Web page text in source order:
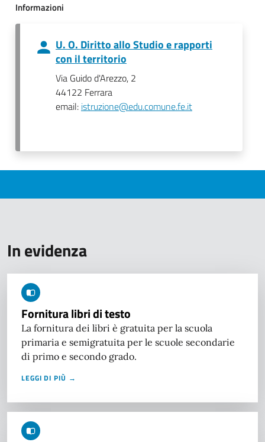
Informazioni
U. O. Diritto allo Studio e rapporti
con il territorio
Via Guido d'Arezzo, 2
44122 Ferrara
email: istruzione@edu.comune.fe.it
In evidenza
Fornitura libri di testo
La fornitura dei libri è gratuita per la scuola
primaria e semigratuita per le scuole secondarie
di primo e secondo grado.
LEGGI DI PIÙ →